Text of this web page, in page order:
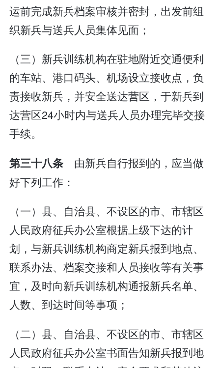
运前完成新兵档案审核并密封，出发前组
织新兵与送兵人员集体见面；
（三）新兵训练机构在驻地附近交通便利
的车站、港口码头、机场设立接收点，负
责接收新兵，并安全送达营区，于新兵到
达营区24小时内与送兵人员办理完毕交接
手续。
第三十八条 由新兵自行报到的，应当做
好下列工作：
（一）县、自治县、不设区的市、市辖区
人民政府征兵办公室根据上级下达的计
划，与新兵训练机构商定新兵报到地点、
联系办法、档案交接和人员接收等有关事
宜，及时向新兵训练机构通报新兵名单、
人数、到达时间等事项；
（二）县、自治县、不设区的市、市辖区
人民政府征兵办公室书面告知新兵报到地